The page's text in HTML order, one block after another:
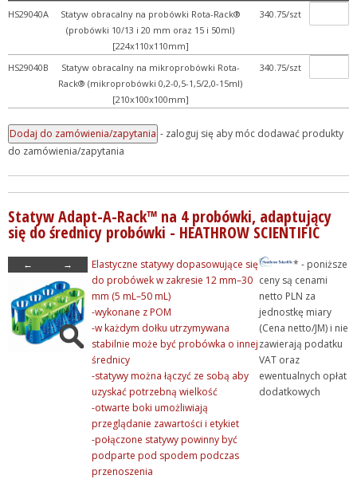
HS29040A
Statyw obracalny na probówki Rota-Rack®
(probówki 10/13 i 20 mm oraz 15 i 50ml)
[224x110x110mm]
340.75/szt
HS29040B
Statyw obracalny na mikroprobówki Rota-
Rack® (mikroprobówki 0,2-0,5-1,5/2,0-15ml)
[210x100x100mm]
340.75/szt
- zaloguj się aby móc dodawać produkty
do zamówienia/zapytania
Statyw Adapt-A-Rack™ na 4 probówki, adaptujący
się do średnicy probówki - HEATHROW SCIENTIFIC
← →
Elastyczne statywy dopasowujące się
do probówek w zakresie 12 mm–30
mm (5 mL–50 mL)
-wykonane z POM
-w każdym dołku utrzymywana
stabilnie może być probówka o innej
średnicy
-statywy można łączyć ze sobą aby
uzyskać potrzebną wielkość
-otwarte boki umożliwiają
przeglądanie zawartości i etykiet
-połączone statywy powinny być
podparte pod spodem podczas
przenoszenia
* - poniższe
ceny są cenami
netto PLN za
jednostkę miary
(Cena netto/JM) i nie
zawierają podatku
VAT oraz
ewentualnych opłat
dodatkowych